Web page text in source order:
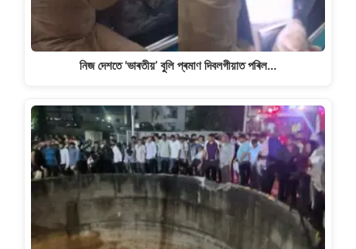
নিজ দেশতে 'ভাৰতীয়’ বুলি প্ৰমাণ দিবলগীয়াত পৰিল…